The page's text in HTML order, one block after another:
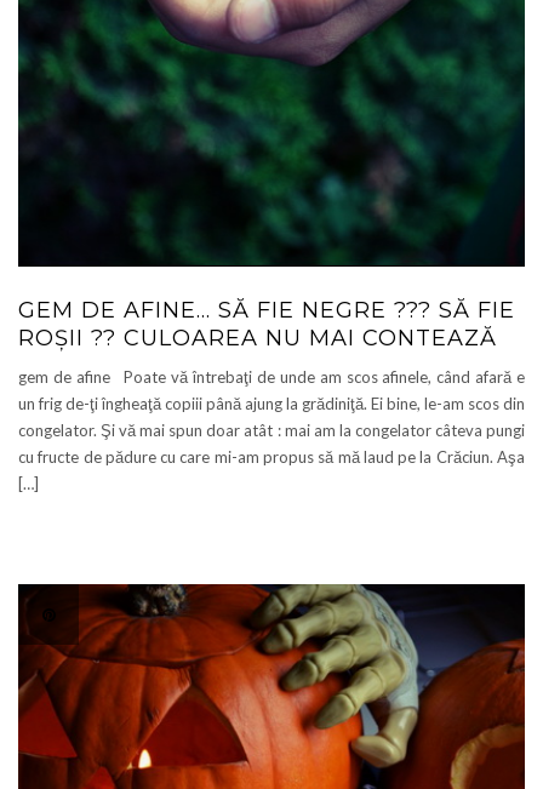
GEM DE AFINE… SĂ FIE NEGRE ??? SĂ FIE
ROŞII ?? CULOAREA NU MAI CONTEAZĂ
gem de afine Poate vă întrebaţi de unde am scos afinele, când afară e
un frig de-ţi îngheaţă copiii până ajung la grădiniţă. Ei bine, le-am scos din
congelator. Şi vă mai spun doar atât : mai am la congelator câteva pungi
cu fructe de pădure cu care mi-am propus să mă laud pe la Crăciun. Aşa
[…]